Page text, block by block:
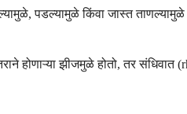
पडल्यामुळे किंवा जास्त
झीजमुळे होतो, तर संधिवात